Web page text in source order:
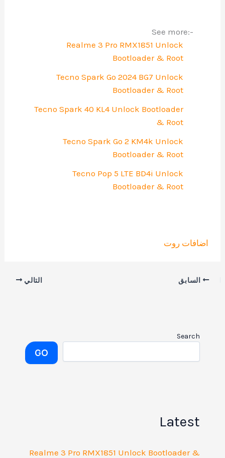
See more:-
Realme 3 Pro RMX1851 Unlock
Bootloader & Root
Tecno Spark Go 2024 BG7 Unlock
Bootloader & Root
Tecno Spark 40 KL4 Unlock Bootloader
& Root
Tecno Spark Go 2 KM4k Unlock
Bootloader & Root
Tecno Pop 5 LTE BD4i Unlock
Bootloader & Root
اضافات روت
السابق التالي
Search
GO
Latest
Realme 3 Pro RMX1851 Unlock Bootloader &